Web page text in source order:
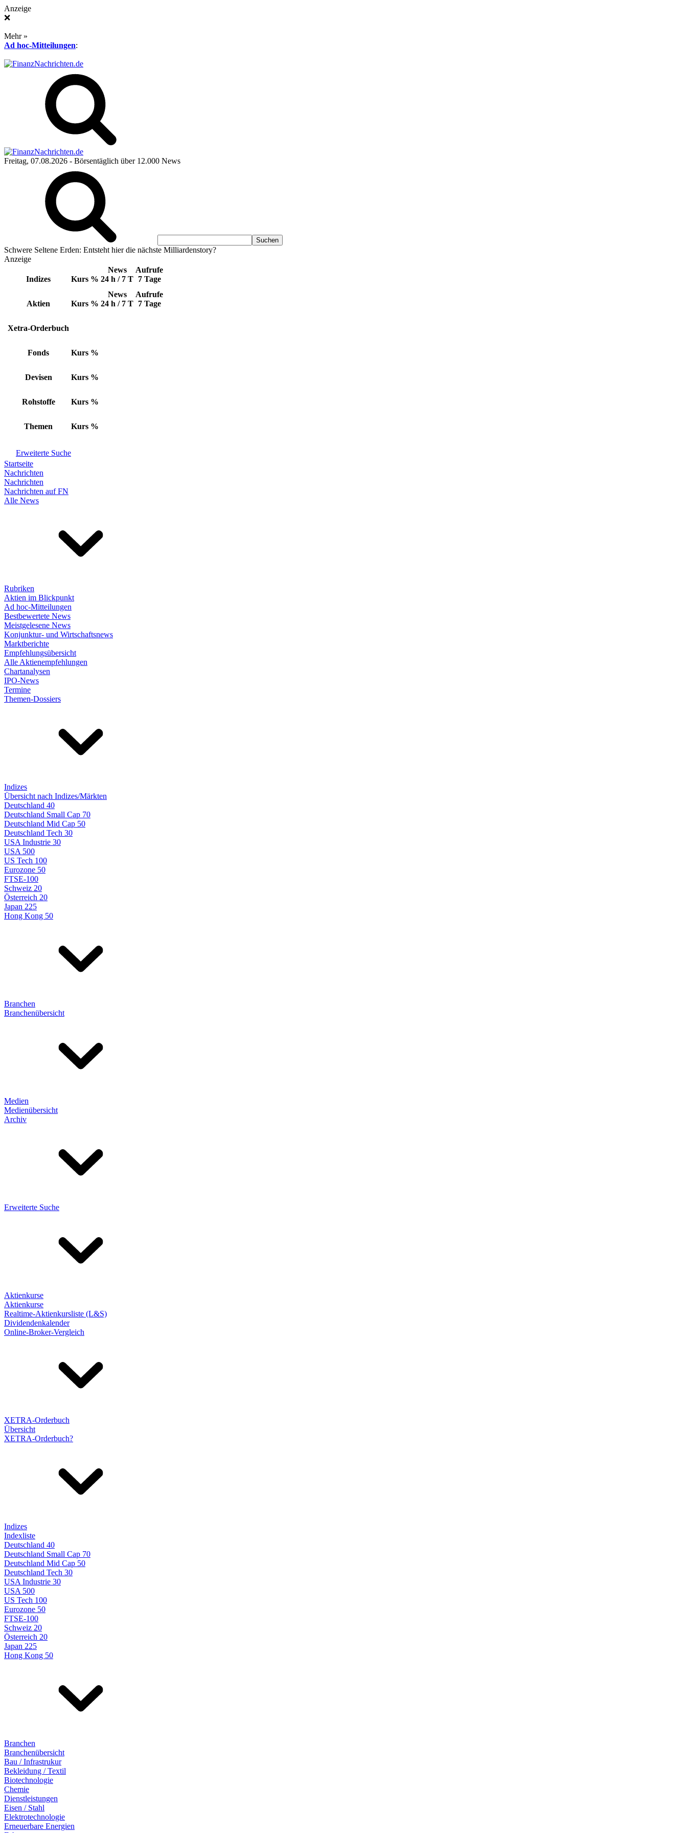
Anzeige
❌
Mehr »
Ad hoc-Mitteilungen:
Freitag, 07.08.2026 - Börsentäglich über 12.000 News
Schwere Seltene Erden: Entsteht hier die nächste Milliardenstory?
Anzeige
Indizes Kurs %
News
24 h / 7 T
Aufrufe
7 Tage
Aktien Kurs %
News
24 h / 7 T
Aufrufe
7 Tage
Xetra-Orderbuch
Fonds Kurs %
Devisen Kurs %
Rohstoffe Kurs %
Themen Kurs %
Erweiterte Suche
Startseite
Nachrichten
Nachrichten
Nachrichten auf FN
Alle News
Rubriken
Aktien im Blickpunkt
Ad hoc-Mitteilungen
Bestbewertete News
Meistgelesene News
Konjunktur- und Wirtschaftsnews
Marktberichte
Empfehlungsübersicht
Alle Aktienempfehlungen
Chartanalysen
IPO-News
Termine
Themen-Dossiers
Indizes
Übersicht nach Indizes/Märkten
Deutschland 40
Deutschland Small Cap 70
Deutschland Mid Cap 50
Deutschland Tech 30
USA Industrie 30
USA 500
US Tech 100
Eurozone 50
FTSE-100
Schweiz 20
Österreich 20
Japan 225
Hong Kong 50
Branchen
Branchenübersicht
Medien
Medienübersicht
Archiv
Erweiterte Suche
Aktienkurse
Aktienkurse
Realtime-Aktienkursliste (L&S)
Dividendenkalender
Online-Broker-Vergleich
XETRA-Orderbuch
Übersicht
XETRA-Orderbuch?
Indizes
Indexliste
Deutschland 40
Deutschland Small Cap 70
Deutschland Mid Cap 50
Deutschland Tech 30
USA Industrie 30
USA 500
US Tech 100
Eurozone 50
FTSE-100
Schweiz 20
Österreich 20
Japan 225
Hong Kong 50
Branchen
Branchenübersicht
Bau / Infrastrukur
Bekleidung / Textil
Biotechnologie
Chemie
Dienstleistungen
Eisen / Stahl
Elektrotechnologie
Erneuerbare Energien